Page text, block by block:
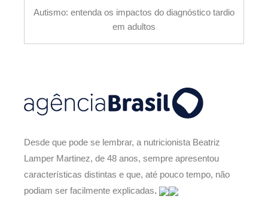
Autismo: entenda os impactos do diagnóstico tardio
em adultos
Desde que pode se lembrar, a nutricionista Beatriz
Lamper Martinez, de 48 anos, sempre apresentou
características distintas e que, até pouco tempo, não
podiam ser facilmente explicadas.